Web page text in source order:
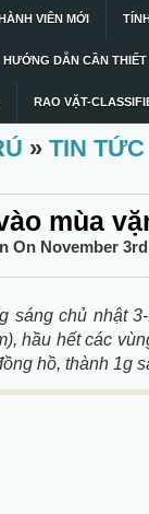
VIÊN MỚI
HƯỚNG DẪN CẦN THIẾT
RAO VẶT-
» TIN
mùa
On November
sáng chủ nhật
hầu hết các
hồ, thành 1g